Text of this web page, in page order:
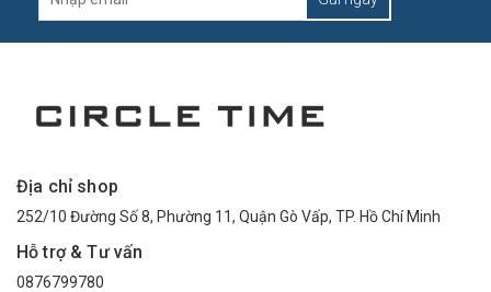
Địa chỉ shop
252/10 Đường Số 8, Phường 11, Quận Gò Vấp, TP. Hồ Chí Minh
Hỗ trợ & Tư vấn
0876799780